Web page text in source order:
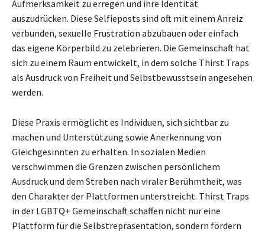
Aufmerksamkeit zu erregen und ihre Identität
auszudrücken. Diese Selfieposts sind oft mit einem Anreiz
verbunden, sexuelle Frustration abzubauen oder einfach
das eigene Körperbild zu zelebrieren. Die Gemeinschaft hat
sich zu einem Raum entwickelt, in dem solche Thirst Traps
als Ausdruck von Freiheit und Selbstbewusstsein angesehen
werden.
Diese Praxis ermöglicht es Individuen, sich sichtbar zu
machen und Unterstützung sowie Anerkennung von
Gleichgesinnten zu erhalten. In sozialen Medien
verschwimmen die Grenzen zwischen persönlichem
Ausdruck und dem Streben nach viraler Berühmtheit, was
den Charakter der Plattformen unterstreicht. Thirst Traps
in der LGBTQ+ Gemeinschaft schaffen nicht nur eine
Plattform für die Selbstrepräsentation, sondern fördern